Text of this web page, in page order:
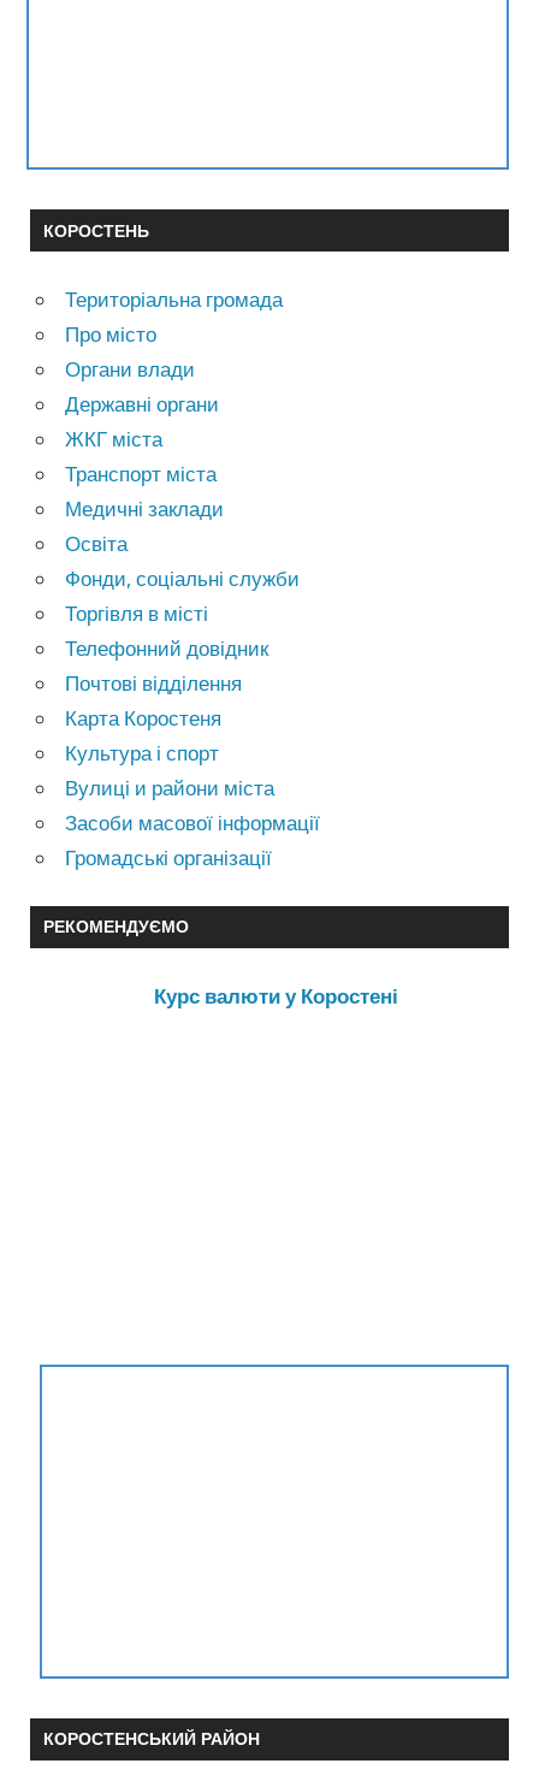
КОРОСТЕНЬ
Територіальна громада
Про місто
Органи влади
Державні органи
ЖКГ міста
Транспорт міста
Медичні заклади
Освіта
Фонди, соціальні служби
Торгівля в місті
Телефонний довідник
Почтові відділення
Карта Коростеня
Культура і спорт
Вулиці и райони міста
Засоби масової інформації
Громадські організації
РЕКОМЕНДУЄМО
Курс валюти у Коростені
КОРОСТЕНСЬКИЙ РАЙОН